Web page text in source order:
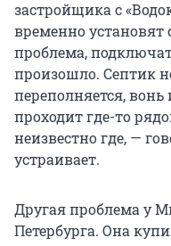
застройщика с
временно установят
проблема,
произошло. Септик
переполняется,
проходит где-то
неизвестно где, —
устраивает.
Другая проблема у
Петербурга. Она